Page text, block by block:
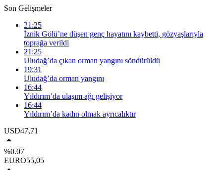
Son Gelişmeler
21:25
İznik Gölü’ne düşen genç hayatını kaybetti, gözyaşlarıyla
toprağa verildi
21:25
Uludağ’da çıkan orman yangını söndürüldü
19:31
Uludağ’da orman yangını
16:44
Yıldırım’da ulaşım ağı gelişiyor
16:44
Yıldırım’da kadın olmak ayrıcalıktır
USD47,71
%0.07
EURO55,05